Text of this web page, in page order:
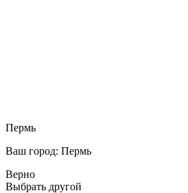
Пермь
Ваш город: Пермь
Верно
Выбрать другой